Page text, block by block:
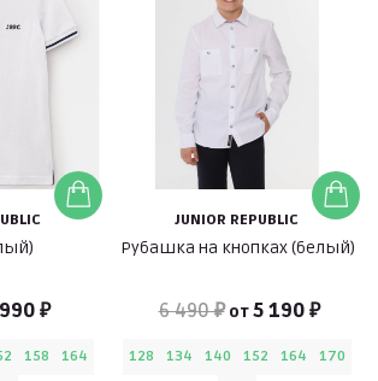
₽
158
164
JUNIOR REPUBLIC
Рубашка на кнопках (белый)
6 490 ₽ от5 190 ₽
128 134 140 152 164
170